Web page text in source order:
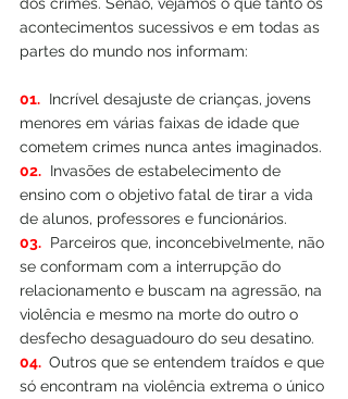
acontecimentos sucessivos e em todas as
partes do mundo nos informam:
01.
  Incrível desajuste de crianças, jovens
menores em várias faixas de idade que
cometem crimes nunca antes imaginados.
02.
  Invasões de estabelecimento de
ensino com o objetivo fatal de tirar a vida
de alunos, professores e funcionários.
03.
  Parceiros que, inconcebivelmente, não
se conformam com a interrupção do
relacionamento e buscam na agressão, na
violência e mesmo na morte do outro o
desfecho desaguadouro do seu desatino.
04. Outros que se entendem traídos e que
só encontram na violência extrema o único